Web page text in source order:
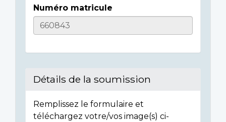
Numéro matricule
Détails de la soumission
Remplissez le formulaire et
téléchargez votre/vos image(s) ci-